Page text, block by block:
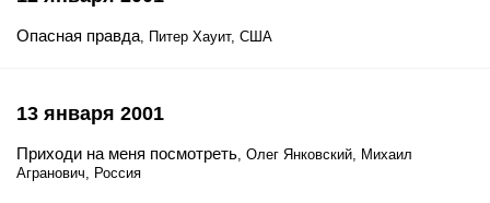
Опасная правда, Питер Хауит, США
13 января 2001
Приходи на меня посмотреть, Олег Янковский, Михаил
Агранович, Россия